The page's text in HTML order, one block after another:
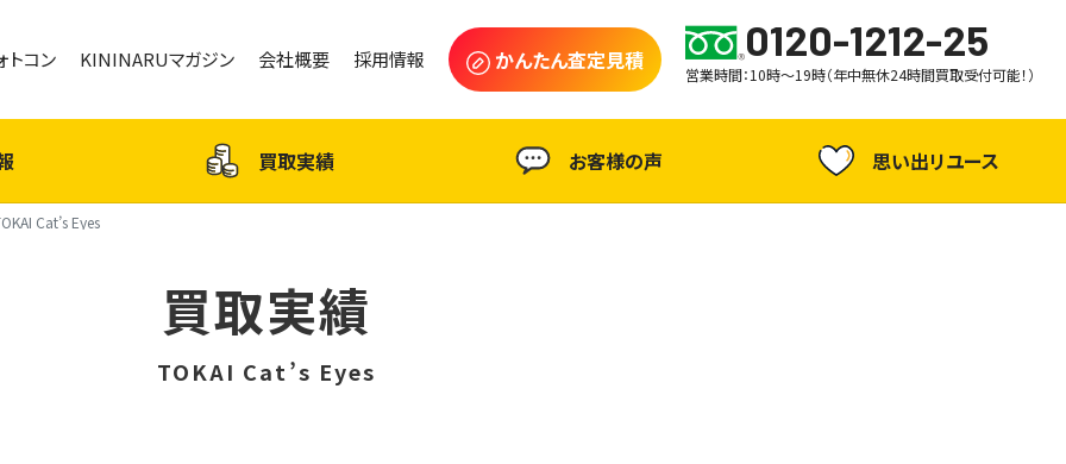
トコン KININARUマガジン 会社概要 採用情報 かんたん査定見積 0120-1212-25
営業時間：10時～19時（年中無休24時間買取受付可能！）
買取実績 お客様の声 思い出リユース
Cat’s Eyes
買取実績
TOKAI Cat’s Eyes